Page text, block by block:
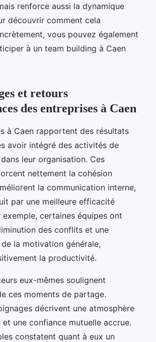
renforce aussi la dynamique
découvrir comment cela
vous pouvez également
à un team building à Caen
et retours
des entreprises à Caen
à Caen rapportent des résultats
avoir intégré des activités de
leur organisation. Ces
nettement la cohésion
la communication interne,
par une meilleure efficacité
certaines équipes ont
des conflits et une
la motivation générale,
la productivité.
eux-mêmes soulignent
ces moments de partage.
décrivent une atmosphère
et une confiance mutuelle accrue.
constatent quant à eux un